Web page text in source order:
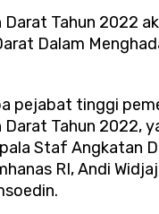
Tahun 2022
Dalam
pejabat tinggi
Tahun 2022,
Staf Angkatan
RI, Andi